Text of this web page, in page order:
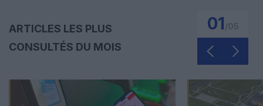
ARTICLES LES PLUS
CONSULTÉS DU MOIS
01